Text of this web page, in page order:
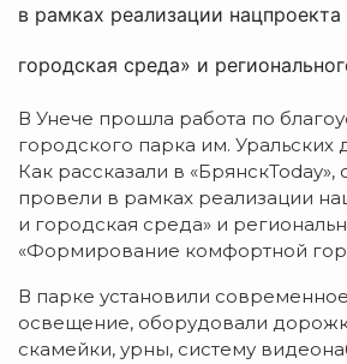
в рамках реализации
городская среда» и
В Унече прошла работа по
городского парка им. Уральских
Как рассказали в
провели в рамках реализации
и городская среда» и
«Формирование комфортной
В парке установили
освещение, оборудовали
скамейки, урны, систему